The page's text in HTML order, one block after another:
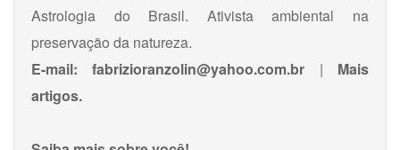
Astrologia do Brasil. Ativista ambiental na
preservação da natureza.
E-mail:
fabrizioranzolin@yahoo.com.br | Mais
artigos.